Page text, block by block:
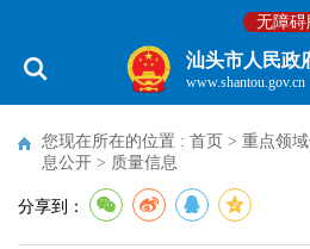
无障碍
汕头市人民政
www.shantou.gov.cn
您现在所在的位置 : 首页 > 重点领
息公开 > 质量信息
分享到：